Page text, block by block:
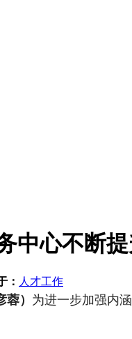
中心不断
： 人才工作
） 为进一步加强内